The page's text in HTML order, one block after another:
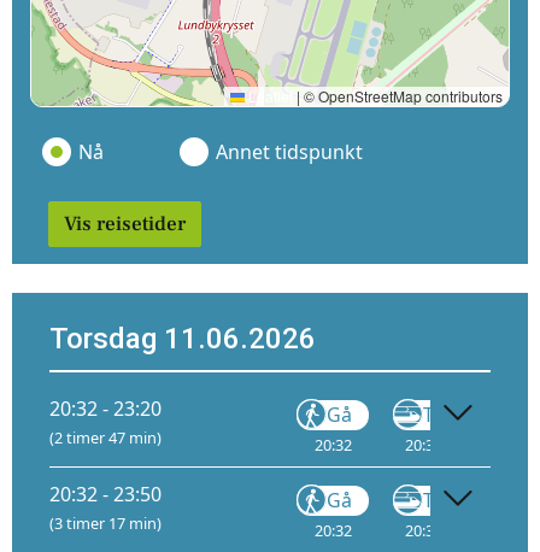
Leaflet | © OpenStreetMap contributors
Nå Annet tidspunkt
Vis reisetider
Torsdag 11.06.2026
20:32 - 23:20
(2 timer 47 min)
Gå
20:32
Tog
20:34
20:32 - 23:50
(3 timer 17 min)
Gå
20:32
Tog
20:34